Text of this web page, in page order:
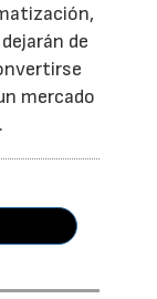
de
mercado